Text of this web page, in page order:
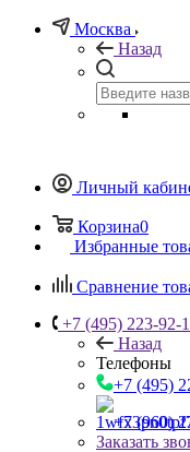
Москва
Назад
Личный
Корзина0
Избранные
Сравнение
+7 (495) 223-92-
Назад
Телефоны
+7 (495)
+7 (960)
Заказать